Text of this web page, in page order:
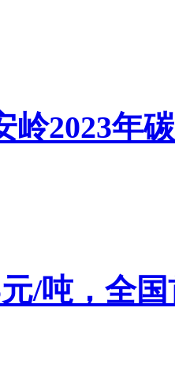
岭2023年
/吨，全